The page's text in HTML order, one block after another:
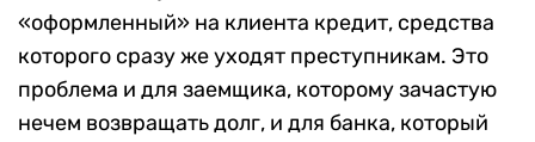
«оформленный» на клиента кредит, средства
которого сразу же уходят преступникам. Это
проблема и для заемщика, которому зачастую
нечем возвращать долг, и для банка, который